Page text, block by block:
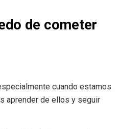
de cometer
cuando estamos
aprender de ellos y seguir